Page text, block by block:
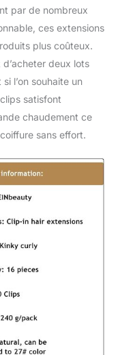
si vous êtes
un
imprévu.
lors d'une
aux
Pour les
】Ce
spécialement
les
des
femmes
des
pour aider
noires à
à montrer
par de nombreux
ces extensions
plus coûteux.
deux lots
l’on souhaite un
satisfont
chaudement ce
sans effort.